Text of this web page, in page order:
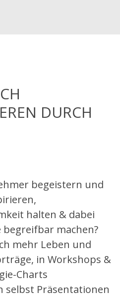
DURCH
begeistern und
halten & dabei
machen?
mehr Leben und
in Workshops &
Charts
selbst Präsentationen